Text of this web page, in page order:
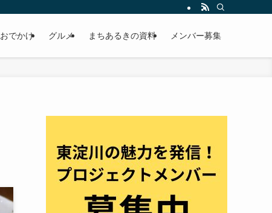
おでかけ グルメ まちあるきの資料 メンバー募集